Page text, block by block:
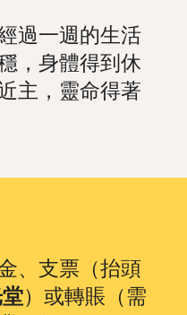
過一週的生活
，身體得到休
主，靈命得著
、支票（抬頭
）或轉賬（需